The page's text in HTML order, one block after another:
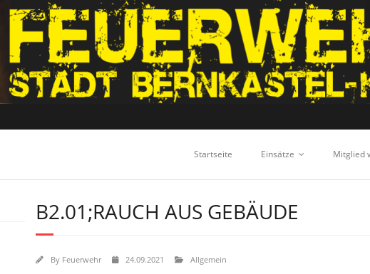
Startseite Einsätze Mitglied
B2.01;RAUCH AUS GEBÄUDE
By Feuerwehr 24.09.2021 Allgemein